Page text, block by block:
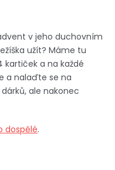
v jeho duchovním
užít? Máme tu
kartiček a na každé
a nalaďte se na
ale nakonec
dospělé.